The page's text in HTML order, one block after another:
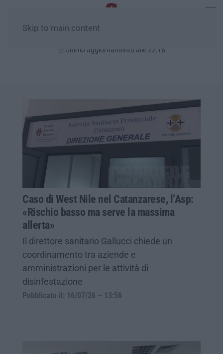
Skip to main content
Ultimo aggiornamento alle 22:18
Caso di West Nile nel Catanzarese, l’Asp:
«Rischio basso ma serve la massima
allerta»
Il direttore sanitario Gallucci chiede un
coordinamento tra aziende e
amministrazioni per le attività di
disinfestazione
Pubblicato il: 16/07/26 – 13:56